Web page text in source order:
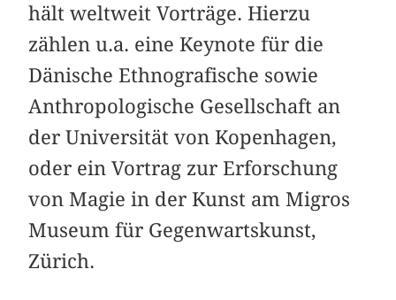
hält weltweit Vorträge. Hierzu
zählen u.a. eine Keynote für die
Dänische Ethnografische sowie
Anthropologische Gesellschaft an
der Universität von Kopenhagen,
oder ein Vortrag zur Erforschung
von Magie in der Kunst am Migros
Museum für Gegenwartskunst,
Zürich.